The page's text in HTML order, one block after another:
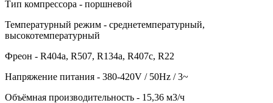
Тип компрессора - поршневой
Температурный режим - среднетемпературный,
высокотемпературный
Фреон - R404a, R507, R134a, R407c, R22
Напряжение питания - 380-420V / 50Hz / 3~
Объёмная производительность - 15,36 м3/ч